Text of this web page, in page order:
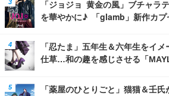
「ジョジョ 黄金の風」ブチャラ
を華やかに♪ 「glamb」新作カプ
「忍たま」五年生＆六年生をイ
仕草…和の趣を感じさせる「
「薬屋のひとりごと」猫猫＆壬